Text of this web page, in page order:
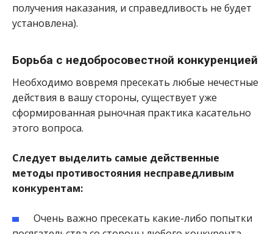
получения наказания, и справедливость не будет
установлена).
Борьба с недобросовестной конкуренцией
Необходимо вовремя пресекать любые нечестные
действия в вашу стороны, существует уже
сформированная рыночная практика касательно
этого вопроса.
Следует выделить самые действенные
методы противостояния несправедливым
конкурентам:
Очень важно пресекать какие-либо попытки